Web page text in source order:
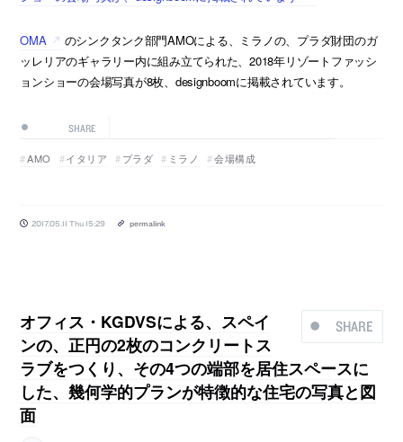
OMA
のシンクタンク部門AMOによる、ミラノの、プラダ財団のガ
ッレリアのギャラリー内に組み立てられた、2018年リゾートファッシ
ョンショーの会場写真が8枚、designboomに掲載されています。
SHARE
AMO イタリア プラダ ミラノ 会場構成
2017.05.11 Thu 15:29 permalink
SHARE
オフィス・KGDVSによる、スペイ
ンの、正円の2枚のコンクリートス
ラブをつくり、その4つの端部を居住スペースに
した、幾何学的プランが特徴的な住宅の写真と図
面